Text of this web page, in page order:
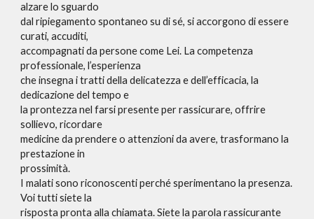
alzare lo sguardo
dal ripiegamento spontaneo su di sé, si accorgono di essere
curati, accuditi,
accompagnati da persone come Lei. La competenza
professionale, l’esperienza
che insegna i tratti della delicatezza e dell’efficacia, la
dedicazione del tempo e
la prontezza nel farsi presente per rassicurare, offrire
sollievo, ricordare
medicine da prendere o attenzioni da avere, trasformano la
prestazione in
prossimità.
I malati sono riconoscenti perché sperimentano la presenza.
Voi tutti siete la
risposta pronta alla chiamata. Siete la parola rassicurante